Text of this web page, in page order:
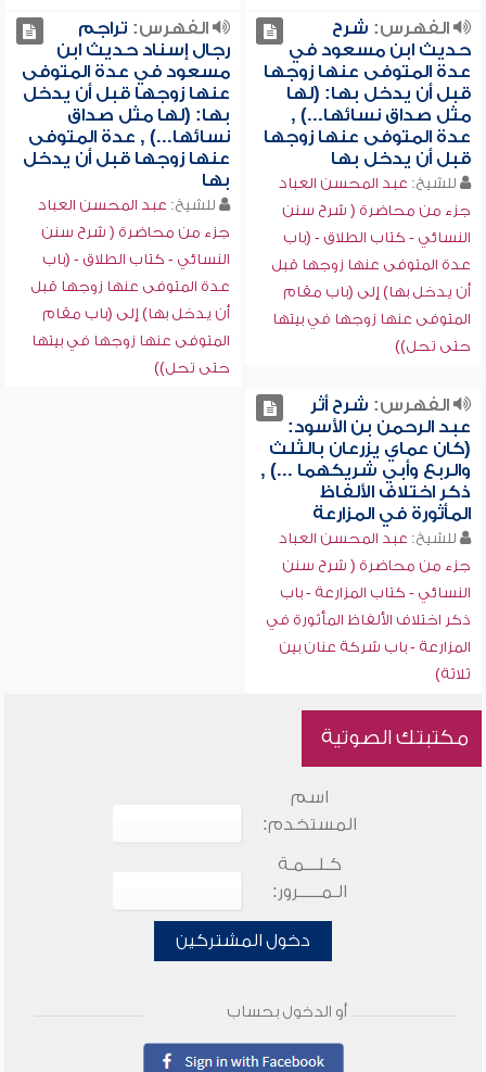
الفهرس: شرح
حديث ابن مسعود في
عدة المتوفى عنها زوجها
قبل أن يدخل بها: (لها
مثل صداق نسائها...) ,
عدة المتوفى عنها زوجها
قبل أن يدخل بها
للشيخ: عبد المحسن العباد
جزء من محاضرة ( شرح سنن
النسائي - كتاب الطلاق - (باب
عدة المتوفى عنها زوجها قبل
أن يدخل بها) إلى (باب مقام
المتوفى عنها زوجها في بيتها
حتى تحل))
الفهرس: تراجم
رجال إسناد حديث ابن
مسعود في عدة المتوفى
عنها زوجها قبل أن يدخل
بها: (لها مثل صداق
نسائها...) , عدة المتوفى
عنها زوجها قبل أن يدخل
بها
للشيخ: عبد المحسن العباد
جزء من محاضرة ( شرح سنن
النسائي - كتاب الطلاق - (باب
عدة المتوفى عنها زوجها قبل
أن يدخل بها) إلى (باب مقام
المتوفى عنها زوجها في بيتها
حتى تحل))
الفهرس: شرح أثر
عبد الرحمن بن الأسود:
(كان عماي يزرعان بالثلث
والربع وأبي شريكهما ...) ,
ذكر اختلاف الألفاظ
المأثورة في المزارعة
للشيخ: عبد المحسن العباد
جزء من محاضرة ( شرح سنن
النسائي - كتاب المزارعة - باب
ذكر اختلاف الألفاظ المأثورة في
المزارعة - باب شركة عنان بين
ثلاثة)
مكتبتك الصوتية
اسم
المستخدم:
كـلـــمـة
الـمـــــرور:
دخول المشتركين
أو الدخول بحساب